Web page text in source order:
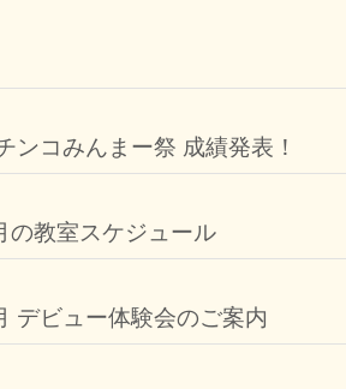
ンコみんまー祭 成績発表！
の教室スケジュール
デビュー体験会のご案内